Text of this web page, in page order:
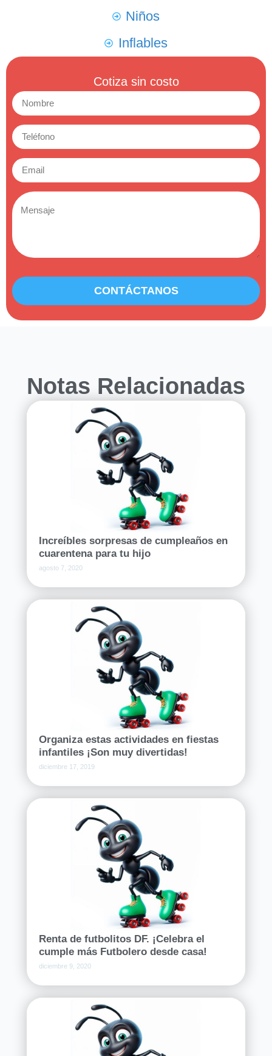
Niños
Inflables
Cotiza sin costo
CONTÁCTANOS
Notas Relacionadas
Increíbles sorpresas de cumpleaños en
cuarentena para tu hijo
agosto 7, 2020
Organiza estas actividades en fiestas
infantiles ¡Son muy divertidas!
diciembre 17, 2019
Renta de futbolitos DF. ¡Celebra el
cumple más Futbolero desde casa!
diciembre 9, 2020